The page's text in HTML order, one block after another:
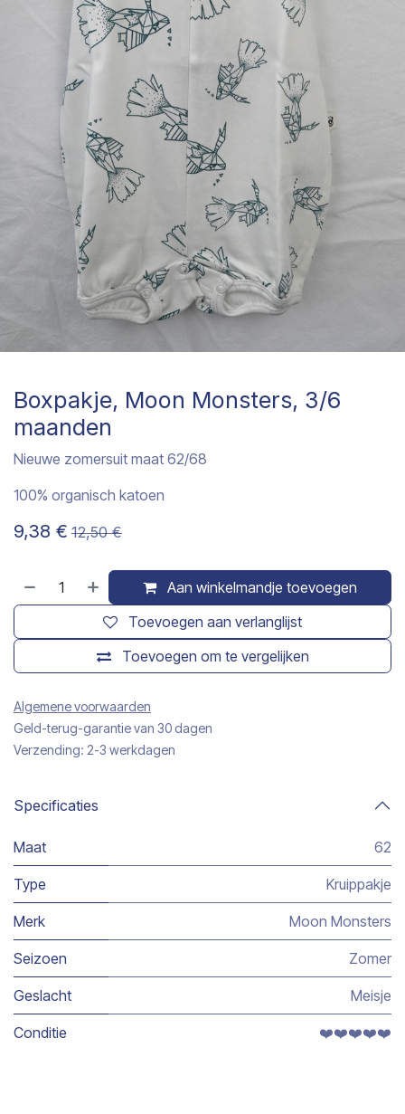
Boxpakje, Moon Monsters, 3/6
maanden
Nieuwe zomersuit maat 62/68
100% organisch katoen
9,38 € 12,50€
Aan winkelmandje toevoegen
Toevoegen om te vergelijken
Toevoegen aan verlanglijst
Algemene voorwaarden
Geld-terug-garantie van 30 dagen
Verzending: 2-3 werkdagen
Specificaties
Maat 62
Type Kruippakje
Merk Moon Monsters
Seizoen Zomer
Geslacht Meisje
Conditie ❤️❤️❤️❤️❤️